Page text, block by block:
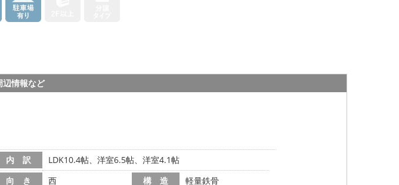
辺情報など
内 訳
LDK10.4帖、洋室6.5帖、洋室4.1帖
向 き 西 構 造
軽量鉄骨